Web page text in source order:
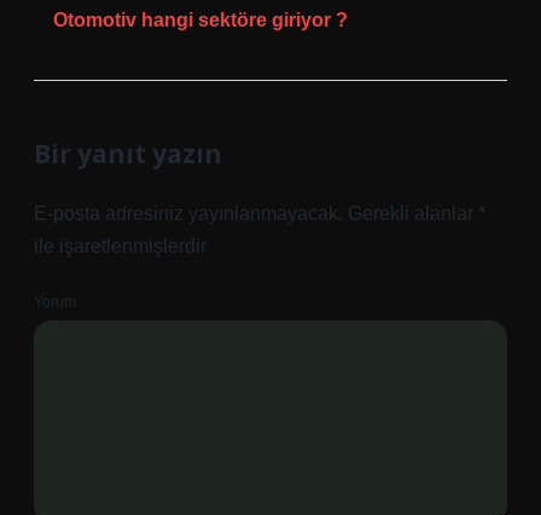
Otomotiv hangi sektöre giriyor ?
Bir yanıt yazın
E-posta adresiniz yayınlanmayacak. Gerekli alanlar *
ile işaretlenmişlerdir
Yorum